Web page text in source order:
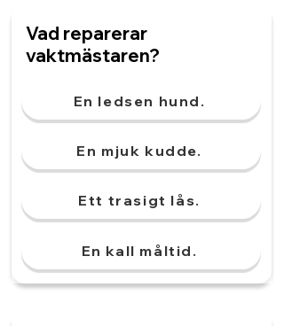
Vad reparerar
vaktmästaren?
En ledsen hund.
En mjuk kudde.
Ett trasigt lås.
En kall måltid.